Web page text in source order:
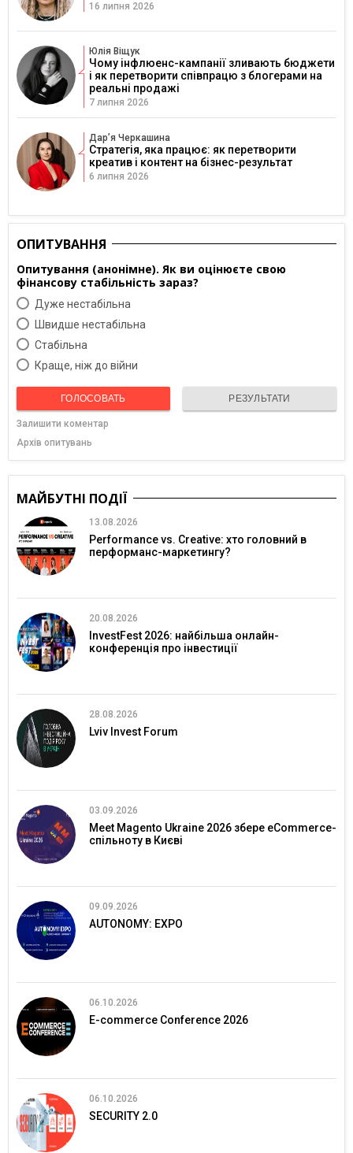
16 липня 2026
Юлія Віщук
Чому інфлюенс-кампанії зливають бюджети
і як перетворити співпрацю з блогерами на
реальні продажі
7 липня 2026
Дарʼя Черкашина
Стратегія, яка працює: як перетворити
креатив і контент на бізнес-результат
6 липня 2026
ОПИТУВАННЯ
Опитування (анонімне). Як ви оцінюєте свою
фінансову стабільність зараз?
Дуже нестабільна
Швидше нестабільна
Cтабільна
Краще, ніж до війни
ГОЛОСОВАТЬ РЕЗУЛЬТАТИ
Залишити коментар
Архів опитувань
МАЙБУТНІ ПОДІЇ
13.08.2026
Performance vs. Creative: хто головний в
перформанс-маркетингу?
20.08.2026
InvestFest 2026: найбільша онлайн-
конференція про інвестиції
28.08.2026
Lviv Invest Forum
03.09.2026
Meet Magento Ukraine 2026 збере eCommerce-
спільноту в Києві
09.09.2026
AUTONOMY: EXPO
06.10.2026
E-commerce Conference 2026
06.10.2026
SECURITY 2.0